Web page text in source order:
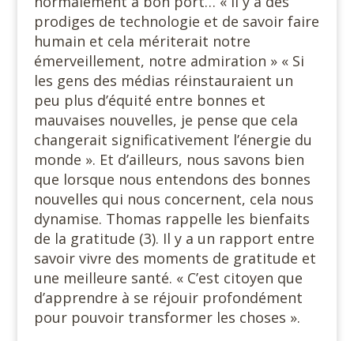
prodiges de technologie et de savoir faire
humain et cela mériterait notre
émerveillement, notre admiration » « Si
les gens des médias réinstauraient un
peu plus d’équité entre bonnes et
mauvaises nouvelles, je pense que cela
changerait significativement l’énergie du
monde ». Et d’ailleurs, nous savons bien
que lorsque nous entendons des bonnes
nouvelles qui nous concernent, cela nous
dynamise. Thomas rappelle les bienfaits
de la gratitude (3). Il y a un rapport entre
savoir vivre des moments de gratitude et
une meilleure santé. « C’est citoyen que
d’apprendre à se réjouir profondément
pour pouvoir transformer les choses ».